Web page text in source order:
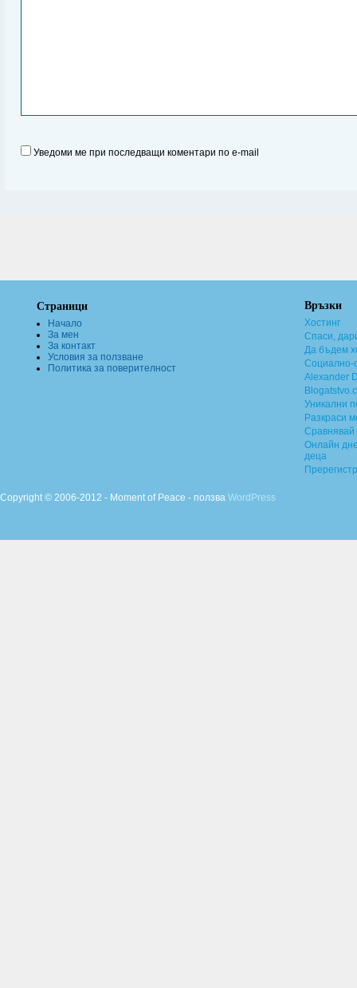
Уведоми ме при последващи коментари по e-mail
Страници
Начало
За мен
За контакт
Условия за ползване
Политика за поверителност
Връзки
Хостинг
Спаси,
Да бъдем
Социално-
Alexander
Уникални
Разкраси
Сравнявай
Онлайн
деца
Copyright © 2006-2012 - Moment of Peace - ползва WordPress